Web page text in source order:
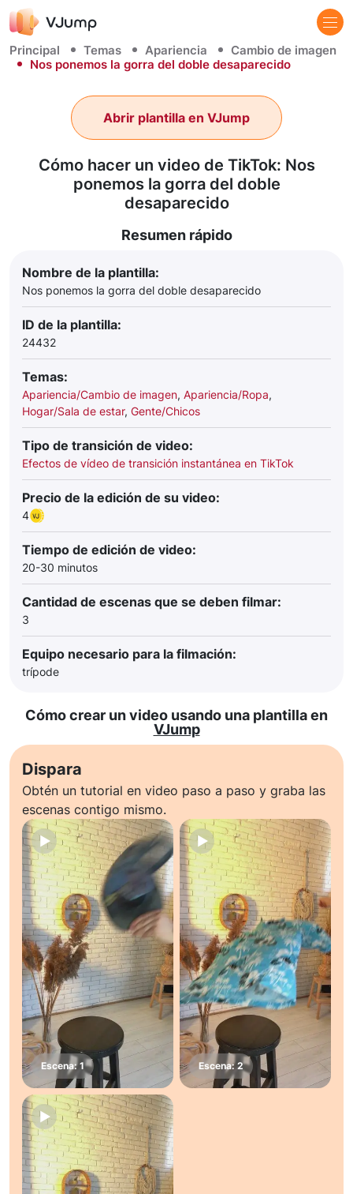
Principal Temas Apariencia
Cambio de imagen
Nos ponemos la gorra del doble desaparecido
Cómo hacer un video de TikTok: Nos
ponemos la gorra del doble
desaparecido
Abrir plantilla en VJump
Resumen rápido
Nombre de la plantilla:
Nos ponemos la gorra del doble desaparecido
ID de la plantilla:
24432
Temas:
Apariencia/Cambio de imagen, Apariencia/Ropa,
Hogar/Sala de estar, Gente/Chicos
Tipo de transición de video:
Efectos de vídeo de transición instantánea en TikTok
Precio de la edición de su video:
4
Tiempo de edición de video:
20-30 minutos
Cantidad de escenas que se deben filmar:
3
Equipo necesario para la filmación:
trípode
Cómo crear un video usando una plantilla en
VJump
Dispara
Obtén un tutorial en video paso a paso y graba las
escenas contigo mismo.